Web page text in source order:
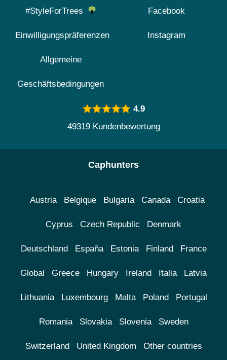
#StyleForTrees
Einwilligungspräferenzen
Allgemeine
Geschäftsbedingungen
Facebook
Instagram
4.9
49319 Kundenbewertung
Caphunters
Austria Belgique Bulgaria Canada Croatia
Cyprus Czech Republic Denmark
Deutschland España Estonia Finland France
Global Greece Hungary Ireland Italia Latvia
Lithuania Luxembourg Malta Poland Portugal
Romania Slovakia Slovenia Sweden
Switzerland United Kingdom Other countries